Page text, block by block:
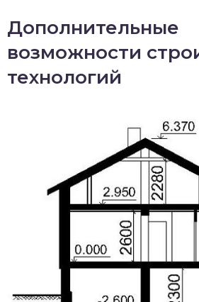
Дополнительные
возможности
технологий